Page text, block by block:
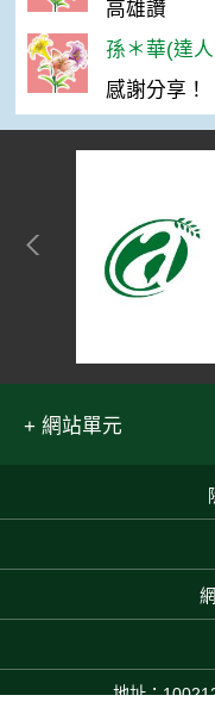
高雄讚
孫＊華(達
感謝分享！
網站單元
地址：